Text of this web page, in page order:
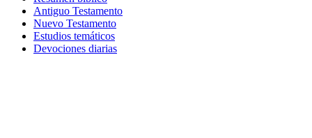
Antiguo Testamento
Nuevo Testamento
Estudios temáticos
Devociones diarias